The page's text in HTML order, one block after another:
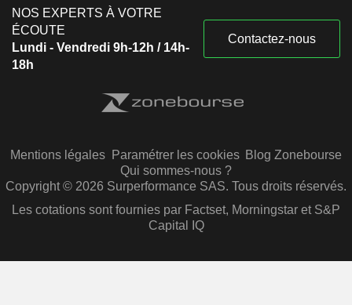
NOS EXPERTS À VOTRE
ÉCOUTE
Lundi - Vendredi 9h-12h / 14h-
18h
Contactez-nous
Mentions légales Paramétrer les cookies Blog Zonebourse
Qui sommes-nous ?
Copyright © 2026 Surperformance SAS. Tous droits réservés.
Les cotations sont fournies par Factset, Morningstar et S&P
Capital IQ